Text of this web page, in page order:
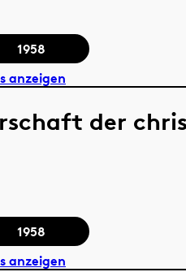
1958
anzeigen
der
1958
anzeigen